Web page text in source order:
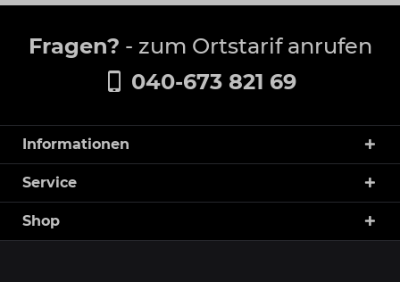
Fragen? - zum Ortstarif anrufen
040-673 821 69
Informationen
Service
Shop